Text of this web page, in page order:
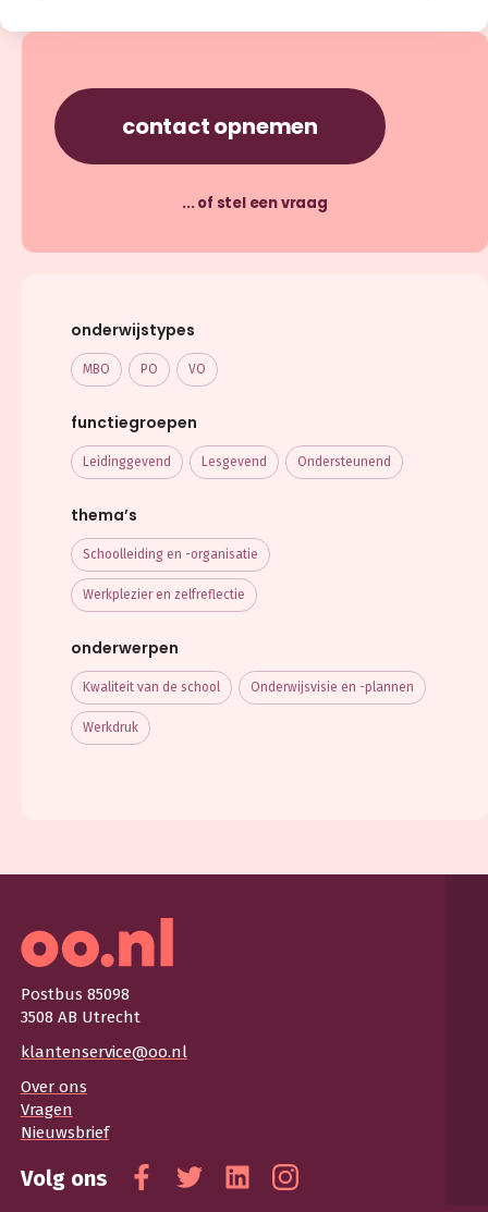
contact opnemen
... of stel een vraag
onderwijstypes
MBO PO VO
functiegroepen
Leidinggevend Lesgevend Ondersteunend
thema’s
Schoolleiding en -organisatie
Werkplezier en zelfreflectie
onderwerpen
Kwaliteit van de school Onderwijsvisie en -plannen
Werkdruk
Postbus 85098
3508 AB Utrecht
klantenservice@oo.nl
Over ons
Vragen
Nieuwsbrief
Volg ons
Facebook
TwitterLinkedinInstagram